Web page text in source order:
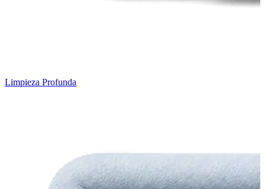
Limpieza Profunda